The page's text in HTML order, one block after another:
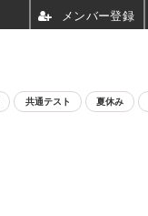
共通テスト 夏休み